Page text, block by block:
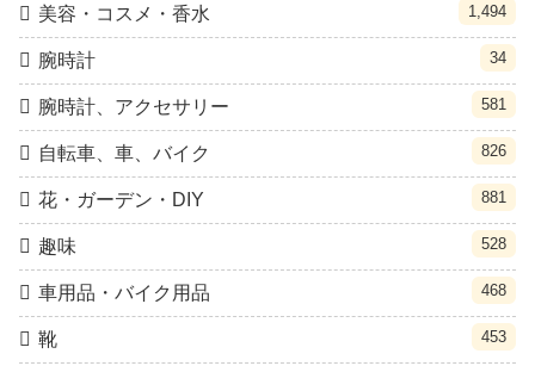
美容・コスメ・香水 1,494
腕時計 34
腕時計、アクセサリー 581
自転車、車、バイク 826
花・ガーデン・DIY 881
趣味 528
車用品・バイク用品 468
靴 453